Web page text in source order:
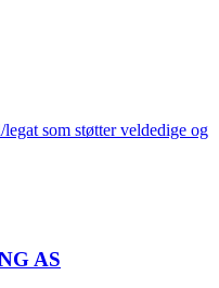
som støtter veldedige og
AS